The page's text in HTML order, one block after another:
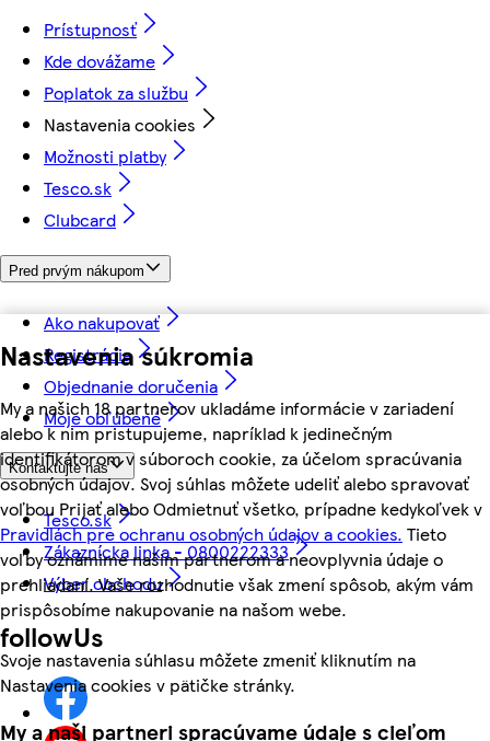
Nastavenia súkromia
My a našich 18 partnerov ukladáme informácie v zariadení
alebo k nim pristupujeme, napríklad k jedinečným
identifikátorom v súboroch cookie, za účelom spracúvania
osobných údajov. Svoj súhlas môžete udeliť alebo spravovať
voľbou Prijať alebo Odmietnuť všetko, prípadne kedykoľvek v
Pravidlách pre ochranu osobných údajov a cookies. Tieto
voľby oznámime našim partnerom a neovplyvnia údaje o
prehliadaní. Vaše rozhodnutie však zmení spôsob, akým vám
prispôsobíme nakupovanie na našom webe.
Svoje nastavenia súhlasu môžete zmeniť kliknutím na
Nastavenia cookies v pätičke stránky.
My a naši partneri spracúvame údaje s cieľom
Prístupnosť
Kde dovážame
Poplatok za službu
Nastavenia cookies
Možnosti platby
Tesco.sk
Clubcard
Pred prvým nákupom
Ako nakupovať
Registrácia
Objednanie doručenia
Moje obľúbené
Kontaktujte nás
Tesco.sk
Zákaznícka linka - 0800222333
Výber obchodu
followUs